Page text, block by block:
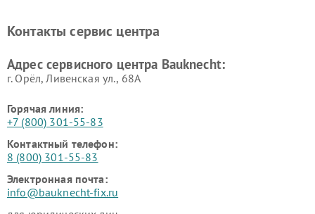
Контакты сервис центра
Адрес сервисного центра Bauknecht:
г. Орёл, Ливенская ул., 68А
Горячая линия:
+7 (800) 301-55-83
Контактный телефон:
8 (800) 301-55-83
Электронная почта:
info@bauknecht-fix.ru